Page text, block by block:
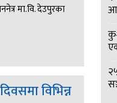
मा.वि. देउपुरका
विभिन्न